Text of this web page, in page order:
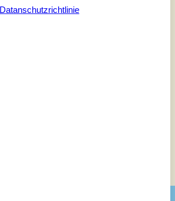
Datanschutzrichtlinie